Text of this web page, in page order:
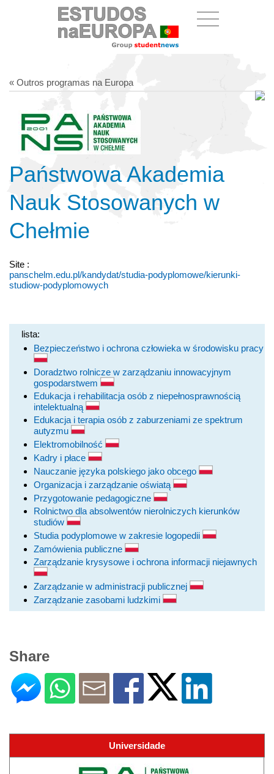
« Outros programas na Europa
Państwowa Akademia
Nauk Stosowanych w
Chełmie
Site :
panschelm.edu.pl/kandydat/studia-podyplomowe/kierunki-
studiow-podyplomowych
lista:
Bezpieczeństwo i ochrona człowieka w środowisku pracy
Doradztwo rolnicze w zarządzaniu innowacyjnym
gospodarstwem
Edukacja i rehabilitacja osób z niepełnosprawnością
intelektualną
Edukacja i terapia osób z zaburzeniami ze spektrum
autyzmu
Elektromobilność
Kadry i płace
Nauczanie języka polskiego jako obcego
Organizacja i zarządzanie oświatą
Przygotowanie pedagogiczne
Rolnictwo dla absolwentów nierolniczych kierunków
studiów
Studia podyplomowe w zakresie logopedii
Zamówienia publiczne
Zarządzanie krysysowe i ochrona informacji niejawnych
Zarządzanie w administracji publicznej
Zarządzanie zasobami ludzkimi
Share
Universidade